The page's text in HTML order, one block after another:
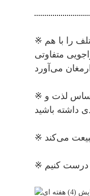
※ سیگارهای الکترونیکی یکبار مصرف طعم‌های میوه‌ای غنی دارند که باعث می‌شود احساس کنید انتخاب‌های بی‌پایانی دارید. همیشه می‌تواند طعم‌های مختلف را با هم
متفاوتی
※ طعم شیرین و ترش میوه‌های مخلوط مانند یک نمایش آتش‌بازی رنگارنگ است که فوراً جوانه‌های چشایی شما را روشن می‌کند و باعث می‌شود احساس لذت و